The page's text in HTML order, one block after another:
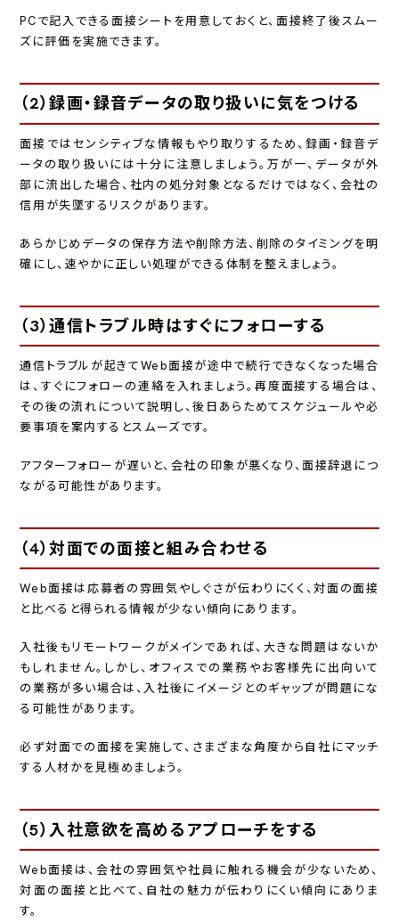
PCで記入できる面接シートを用意しておくと、面接終了後スムー
ズに評価を実施できます。
（2）録画・録音データの取り扱いに気をつける
面接ではセンシティブな情報もやり取りするため、録画・録音デ
ータの取り扱いには十分に注意しましょう。万が一、データが外
部に流出した場合、社内の処分対象となるだけではなく、会社の
信用が失墜するリスクがあります。
あらかじめデータの保存方法や削除方法、削除のタイミングを明
確にし、速やかに正しい処理ができる体制を整えましょう。
（3）通信トラブル時はすぐにフォローする
通信トラブルが起きてWeb面接が途中で続行できなくなった場合
は、すぐにフォローの連絡を入れましょう。再度面接する場合は、
その後の流れについて説明し、後日あらためてスケジュールや必
要事項を案内するとスムーズです。
アフターフォローが遅いと、会社の印象が悪くなり、面接辞退につ
ながる可能性があります。
（4）対面での面接と組み合わせる
Web面接は応募者の雰囲気やしぐさが伝わりにくく、対面の面接
と比べると得られる情報が少ない傾向にあります。
入社後もリモートワークがメインであれば、大きな問題はないか
もしれません。しかし、オフィスでの業務やお客様先に出向いて
の業務が多い場合は、入社後にイメージとのギャップが問題にな
る可能性があります。
必ず対面での面接を実施して、さまざまな角度から自社にマッチ
する人材かを見極めましょう。
（5）入社意欲を高めるアプローチをする
Web面接は、会社の雰囲気や社員に触れる機会が少ないため、
対面の面接と比べて、自社の魅力が伝わりにくい傾向にありま
す。